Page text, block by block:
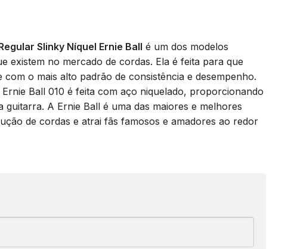
Slinky Níquel Ernie Ball é um dos modelos
existem no mercado de cordas. Ela é feita para que
o mais alto padrão de consistência e desempenho.
Ball 010 é feita com aço niquelado, proporcionando
guitarra. A Ernie Ball é uma das maiores e melhores
de cordas e atrai fãs famosos e amadores ao redor